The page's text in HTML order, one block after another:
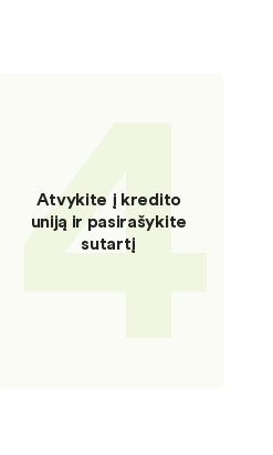
4
Atvykite į kredito
uniją ir pasirašykite
sutartį